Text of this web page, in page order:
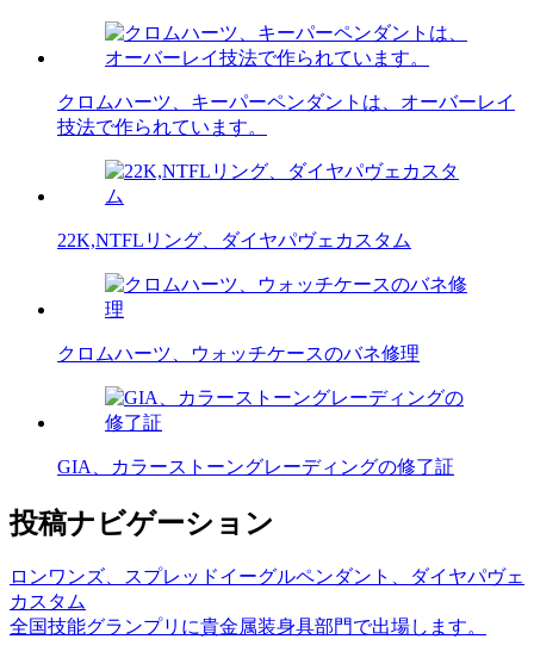
クロムハーツ、キーパーペンダントは、オーバーレイ
技法で作られています。
22K,NTFLリング、ダイヤパヴェカスタム
クロムハーツ、ウォッチケースのバネ修理
GIA、カラーストーングレーディングの修了証
投稿ナビゲーション
ロンワンズ、スプレッドイーグルペンダント、ダイヤパヴェ
カスタム
全国技能グランプリに貴金属装身具部門で出場します。